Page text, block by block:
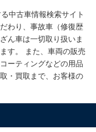
中古車情報検索サイト
わり、事故車（修復歴
ん車は一切取り扱いま
す。 また、車両の販売
ーティングなどの用品
・買取まで、お客様の